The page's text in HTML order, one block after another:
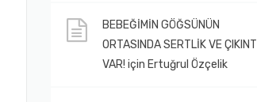
BEBEĞİMİN GÖĞSÜNÜN
ORTASINDA SERTLİK VE ÇIKINTI
VAR! için Ertuğrul Özçelik